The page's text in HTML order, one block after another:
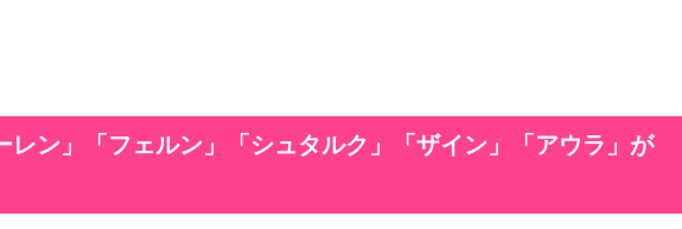
レン」「フェルン」「シュタルク」「ザイン」「アウラ」が